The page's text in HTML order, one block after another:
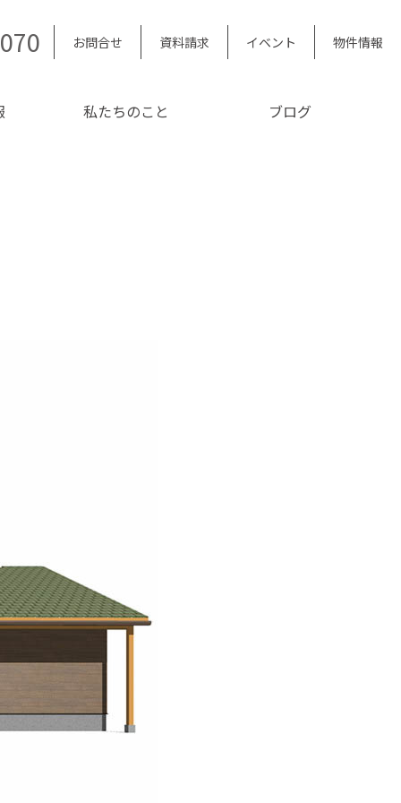
お問合せ 資料請求 イベント 物件情報
私たちのこと ブログ